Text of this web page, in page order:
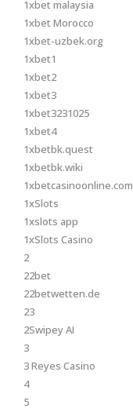
1xbet malaysia
1xbet Morocco
1xbet-uzbek.org
1xbet1
1xbet2
1xbet3
1xbet3231025
1xbet4
1xbetbk.quest
1xbetbk.wiki
1xbetcasinoonline.com
1xSlots
1xslots app
1xSlots Casino
2
22bet
22betwetten.de
23
2Swipey AI
3
3 Reyes Casino
4
5